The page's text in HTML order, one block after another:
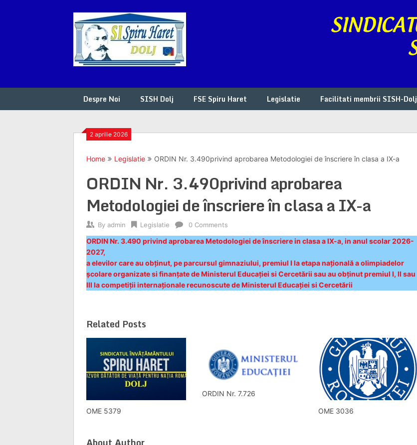
Despre Noi SISH Dolj FSE Spiru Haret Legislatie Facilitati membrii SISH-Dolj
2 aprilie 2026
Home Legislatie ORDIN Nr. 3.490privind aprobarea Metodologiei de înscriere în clasa a IX-a
ORDIN Nr. 3.490privind aprobarea
Metodologiei de înscriere în clasa a IX-a
By admin Legislatie 0 Comments
ORDIN Nr. 3.490 privind aprobarea Metodologiei de înscriere in clasa a IX-a, in anul scolar 2026-
2027,
a elevilor care au obținut, pe parcursul gimnaziului, premiul I la etapa națională a olimpiadelor
școlare organizate si finanțate de Ministerul Educației si Cercetării sau au obținut premiul I, II sau
III la competiții internaționale recunoscute de Ministerul Educației si Cercetării
Related Posts
OME 5379
ORDIN Nr. 7.726
OME 3036